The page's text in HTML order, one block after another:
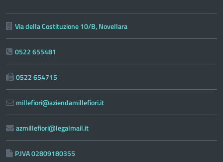
Via della Costituzione 10/B, Novellara
0522 655481
0522 654715
millefiori@aziendamillefiori.it
azmillefiori@legalmail.it
P.IVA 02809180355